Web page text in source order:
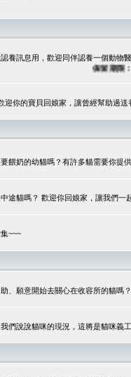
養訊息用，歡迎同伴認養一個動物
保留期限：60
迎你的寶貝回娘家，讓曾經幫助過
餵奶的幼貓嗎？有許多貓需要你提
途貓嗎？ 歡迎你回娘家，讓我們一
~~~
、願意開始去關心在收容所的貓嗎？
們說說貓咪的現況，這將是貓咪義